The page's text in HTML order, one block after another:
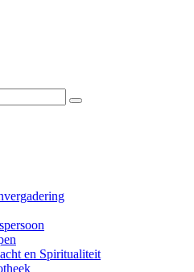
en Spiritualiteit